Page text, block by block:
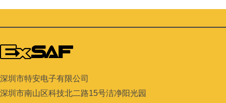
深圳市特安电子有限公司
深圳市南山区科技北二路15号洁净阳光园